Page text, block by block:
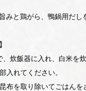
みと鶏がら、鴨鍋用だ
、炊飯器に入れ、白米を
入れてください。
布を取り除いてごはん